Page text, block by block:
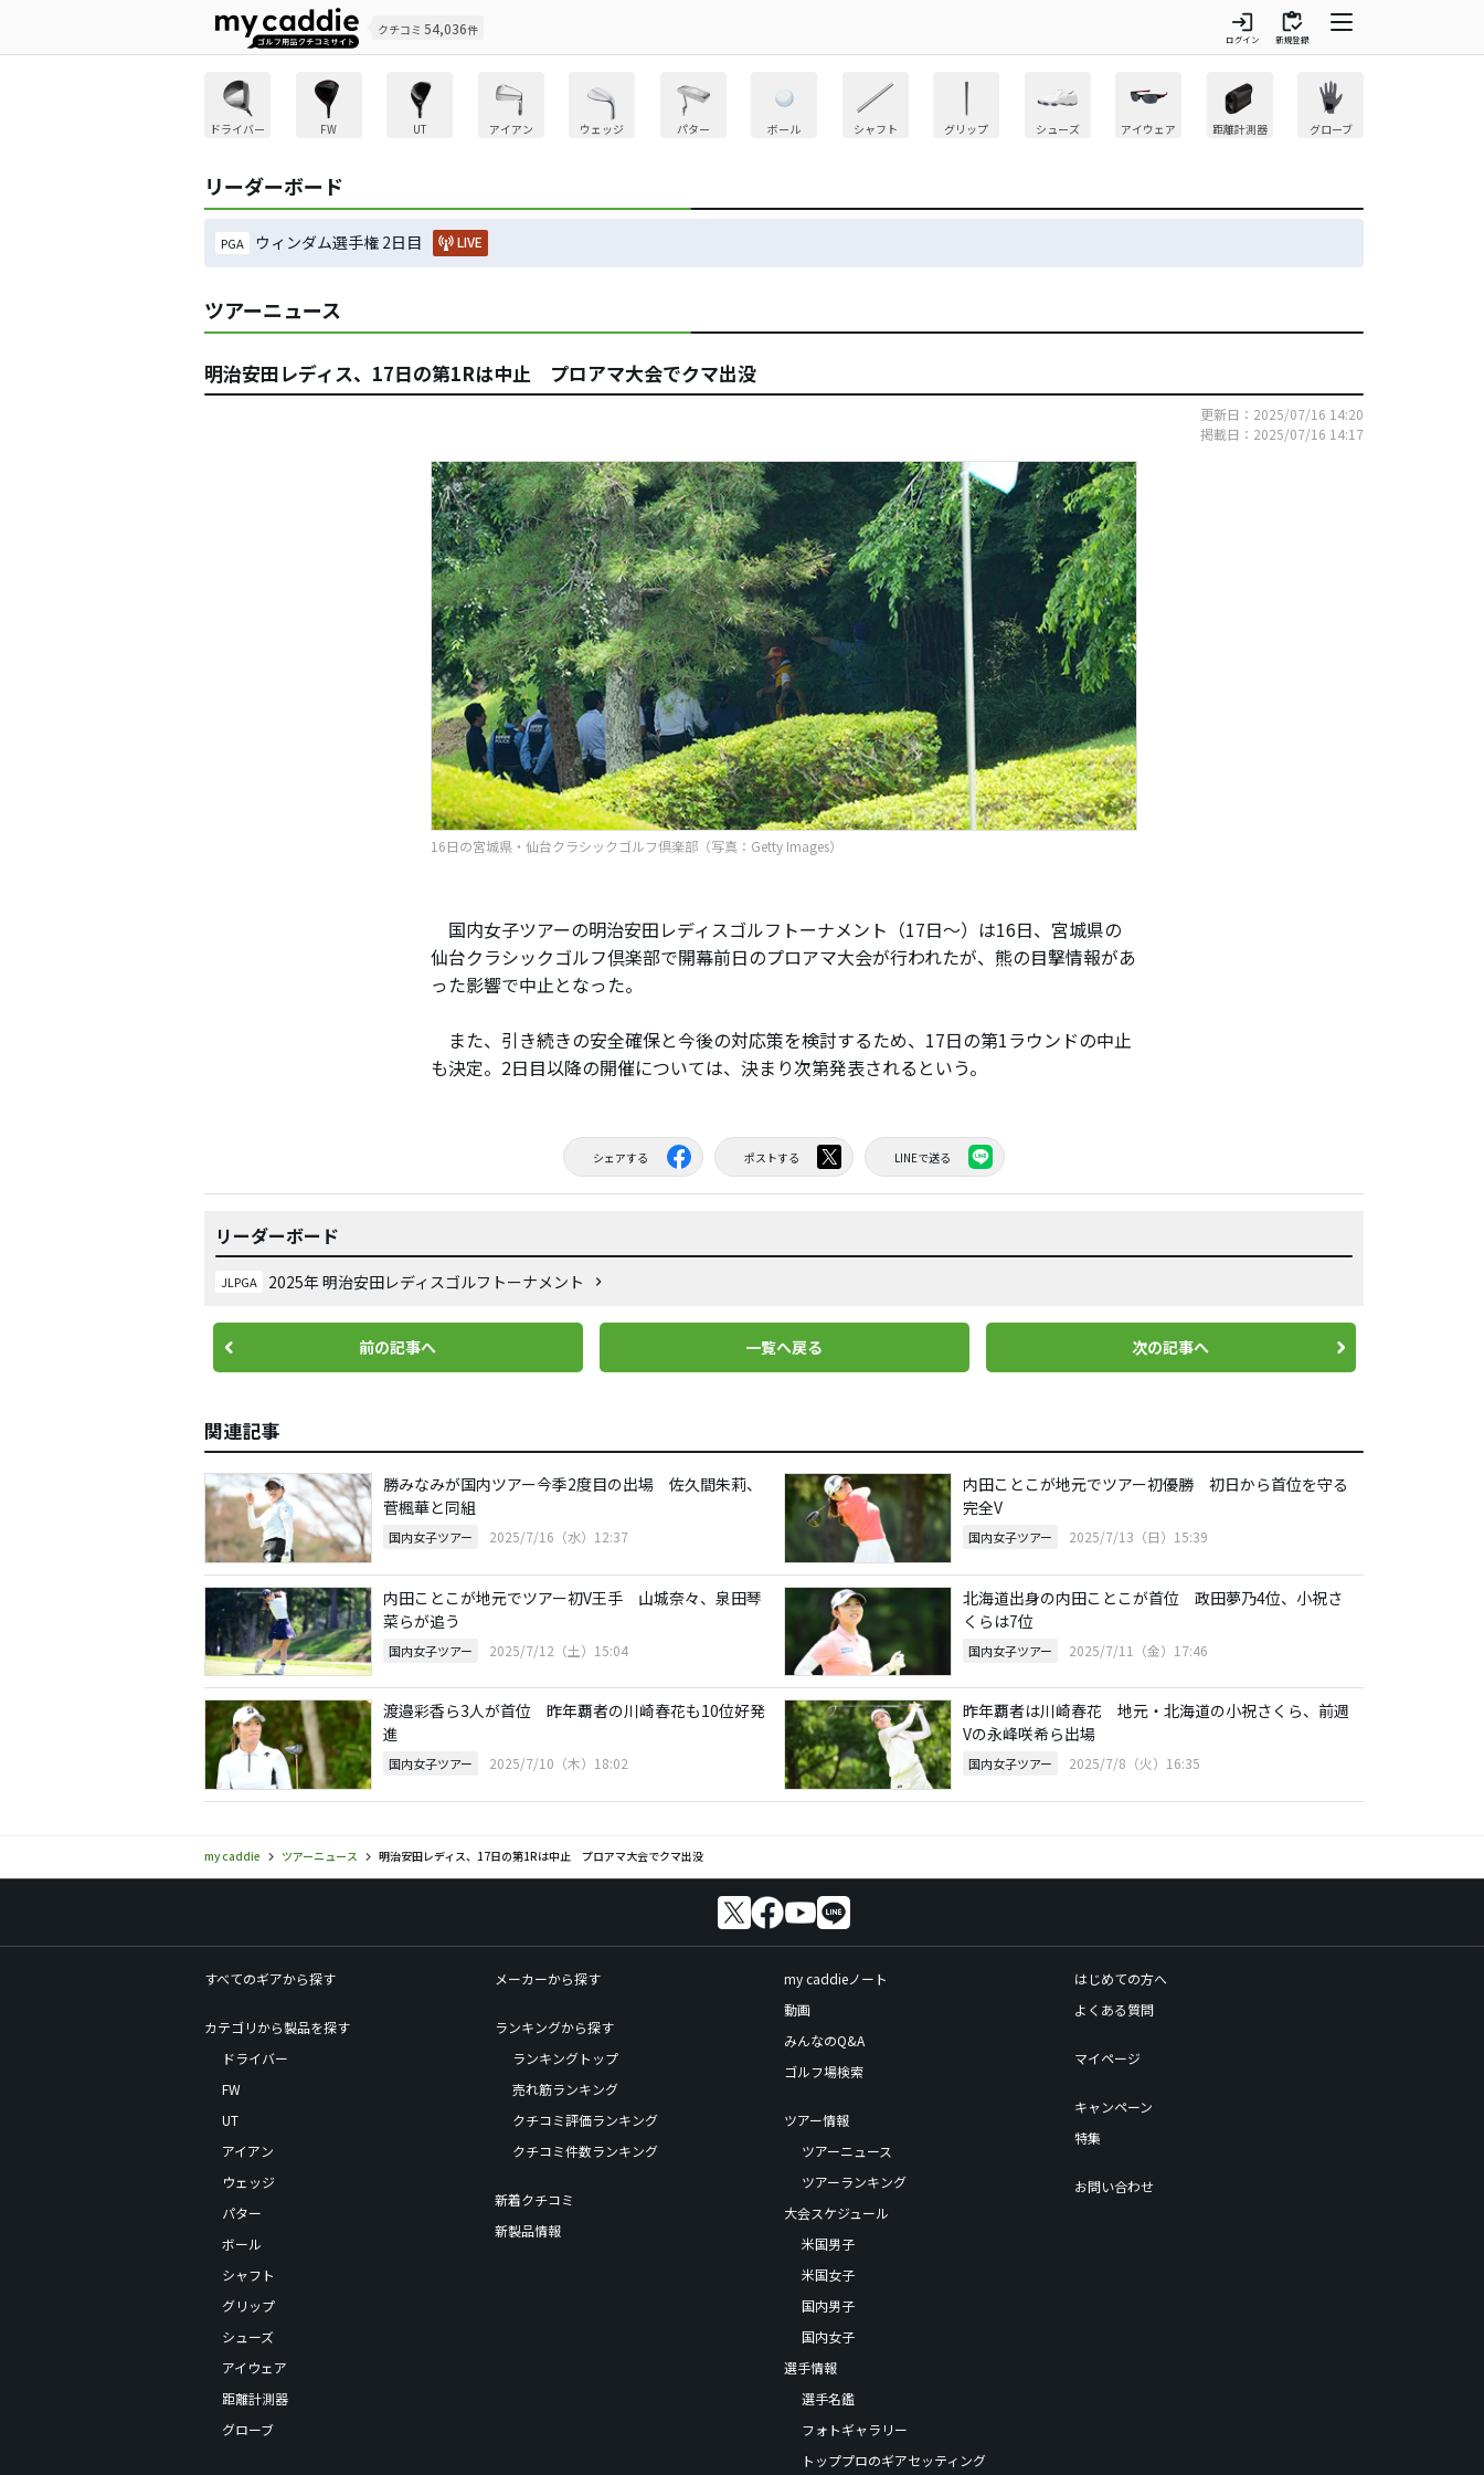
クチコミ 54,036件 login
ログイン
inventory
新規登録
ドライバー FW UT アイアン ウェッジ パター ボール シャフト グリップ シューズ アイウェア 距離計測器 グローブ
リーダーボード
PGA ウィンダム選手権 2日目 LIVE
ツアーニュース
明治安田レディス、17日の第1Rは中止 プロアマ大会でクマ出没
更新日：2025/07/16 14:20
掲載日：2025/07/16 14:17
16日の宮城県・仙台クラシックゴルフ倶楽部（写真：Getty Images）
国内女子ツアーの明治安田レディスゴルフトーナメント（17日～）は16日、宮城県の
仙台クラシックゴルフ倶楽部で開幕前日のプロアマ大会が行われたが、熊の目撃情報があ
った影響で中止となった。
また、引き続きの安全確保と今後の対応策を検討するため、17日の第1ラウンドの中止
も決定。2日目以降の開催については、決まり次第発表されるという。
シェアする ポストする LINEで送る
リーダーボード
JLPGA 2025年 明治安田レディスゴルフトーナメント
前の記事へ 一覧へ戻る 次の記事へ
関連記事
勝みなみが国内ツアー今季2度目の出場 佐久間朱莉、
菅楓華と同組
国内女子ツアー 2025/7/16（水）12:37
内田ことこが地元でツアー初優勝 初日から首位を守る
完全V
国内女子ツアー 2025/7/13（日）15:39
内田ことこが地元でツアー初V王手 山城奈々、泉田琴
菜らが追う
国内女子ツアー 2025/7/12（土）15:04
北海道出身の内田ことこが首位 政田夢乃4位、小祝さ
くらは7位
国内女子ツアー 2025/7/11（金）17:46
渡邉彩香ら3人が首位 昨年覇者の川崎春花も10位好発
進
国内女子ツアー 2025/7/10（木）18:02
昨年覇者は川崎春花 地元・北海道の小祝さくら、前週
Vの永峰咲希ら出場
国内女子ツアー 2025/7/8（火）16:35
my caddie ツアーニュース 明治安田レディス、17日の第1Rは中止 プロアマ大会でクマ出没
すべてのギアから探す
カテゴリから製品を探す
ドライバー
FW
UT
アイアン
ウェッジ
パター
ボール
シャフト
グリップ
シューズ
アイウェア
距離計測器
グローブ
メーカーから探す
ランキングから探す
ランキングトップ
売れ筋ランキング
クチコミ評価ランキング
クチコミ件数ランキング
新着クチコミ
新製品情報
my caddieノート
動画
みんなのQ&A
ゴルフ場検索
ツアー情報
ツアーニュース
ツアーランキング
大会スケジュール
米国男子
米国女子
国内男子
国内女子
選手情報
選手名鑑
フォトギャラリー
トッププロのギアセッティング
はじめての方へ
よくある質問
マイページ
キャンペーン
特集
お問い合わせ